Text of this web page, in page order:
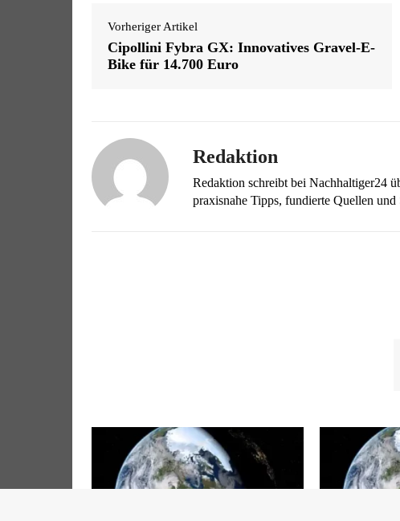
Vorheriger Artikel
Cipollini Fybra GX: Innovatives Gravel-E-
Bike für 14.700 Euro
Redaktion
Redaktion schreibt bei Nachhaltiger24
praxisnahe Tipps, fundierte Quellen